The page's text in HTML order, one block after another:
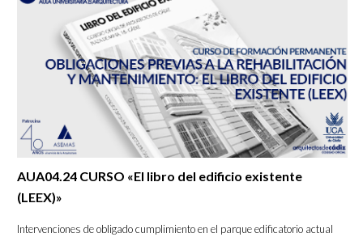
AUA04.24 CURSO «El libro del edificio existente
(LEEX)»
Intervenciones de obligado cumplimiento en el parque edificatorio actual